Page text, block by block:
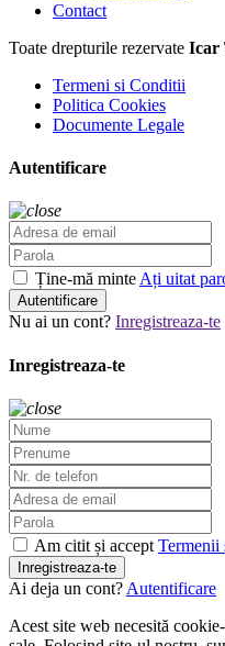
Contact
Toate drepturile rezervate Icar
Termeni si Conditii
Politica Cookies
Documente Legale
Autentificare
Ține-mă minte Ați uitat
Autentificare
Nu ai un cont? Inregistreaza-te
Inregistreaza-te
Am citit și accept Termenii
Inregistreaza-te
Ai deja un cont? Autentificare
Acest site web necesită